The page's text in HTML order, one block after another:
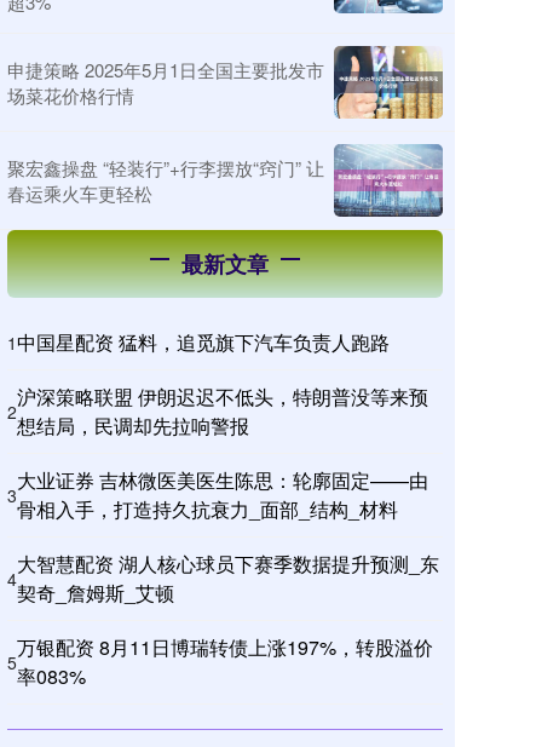
申捷策略 2025年5月1日全国主要批发市
场菜花价格行情
聚宏鑫操盘 “轻装行”+行李摆放“窍门” 让
春运乘火车更轻松
最新文章
1中国星配资 猛料，追觅旗下汽车负责人跑路
2
沪深策略联盟 伊朗迟迟不低头，特朗普没等来预
想结局，民调却先拉响警报
3
大业证券 吉林微医美医生陈思：轮廓固定——由
骨相入手，打造持久抗衰力_面部_结构_材料
4
大智慧配资 湖人核心球员下赛季数据提升预测_东
契奇_詹姆斯_艾顿
5
万银配资 8月11日博瑞转债上涨197%，转股溢价
率083%